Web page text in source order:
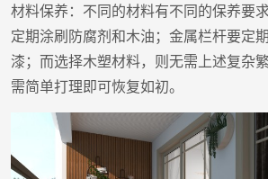
材料保养：不同的材料有不同的保养要
定期涂刷防腐剂和木油；金属栏杆要定
漆；而选择木塑材料，则无需上述复杂
需简单打理即可恢复如初。